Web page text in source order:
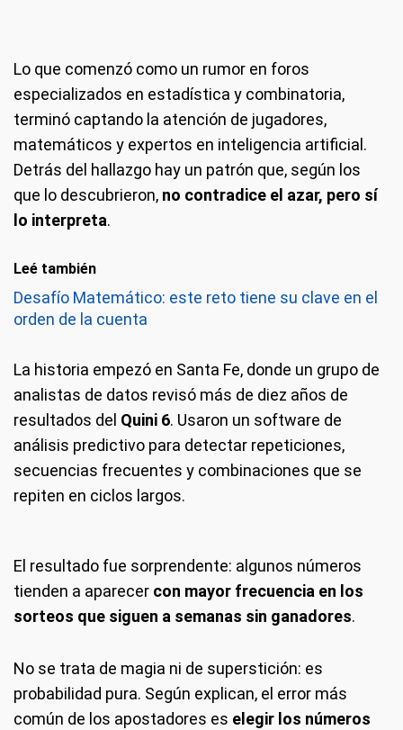
Lo que comenzó como un rumor en foros
especializados en estadística y combinatoria,
terminó captando la atención de jugadores,
matemáticos y expertos en inteligencia artificial.
Detrás del hallazgo hay un patrón que, según los
que lo descubrieron, no contradice el azar, pero sí
lo interpreta.
Leé también
Desafío Matemático: este reto tiene su clave en el
orden de la cuenta
La historia empezó en Santa Fe, donde un grupo de
analistas de datos revisó más de diez años de
resultados del Quini 6. Usaron un software de
análisis predictivo para detectar repeticiones,
secuencias frecuentes y combinaciones que se
repiten en ciclos largos.
El resultado fue sorprendente: algunos números
tienden a aparecer con mayor frecuencia en los
sorteos que siguen a semanas sin ganadores.
No se trata de magia ni de superstición: es
probabilidad pura. Según explican, el error más
común de los apostadores es elegir los números